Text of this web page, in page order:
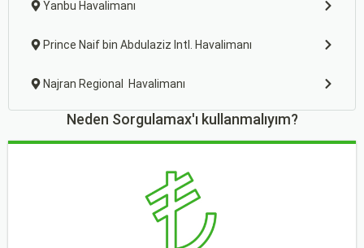
Yanbu Havalimanı
Prince Naif bin Abdulaziz Intl. Havalimanı
Najran Regional Havalimanı
Neden Sorgulamax'ı kullanmalıyım?